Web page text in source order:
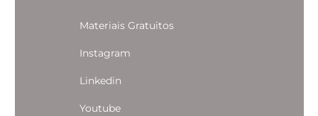
Materiais Gratuitos
Instagram
Linkedin
Youtube